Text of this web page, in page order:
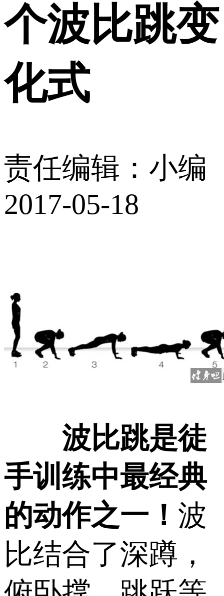
个波比跳变
化式
责任编辑：小编
2017-05-18
波比跳是徒
手训练中最经典
的动作之一！ 波
比结合了深蹲，